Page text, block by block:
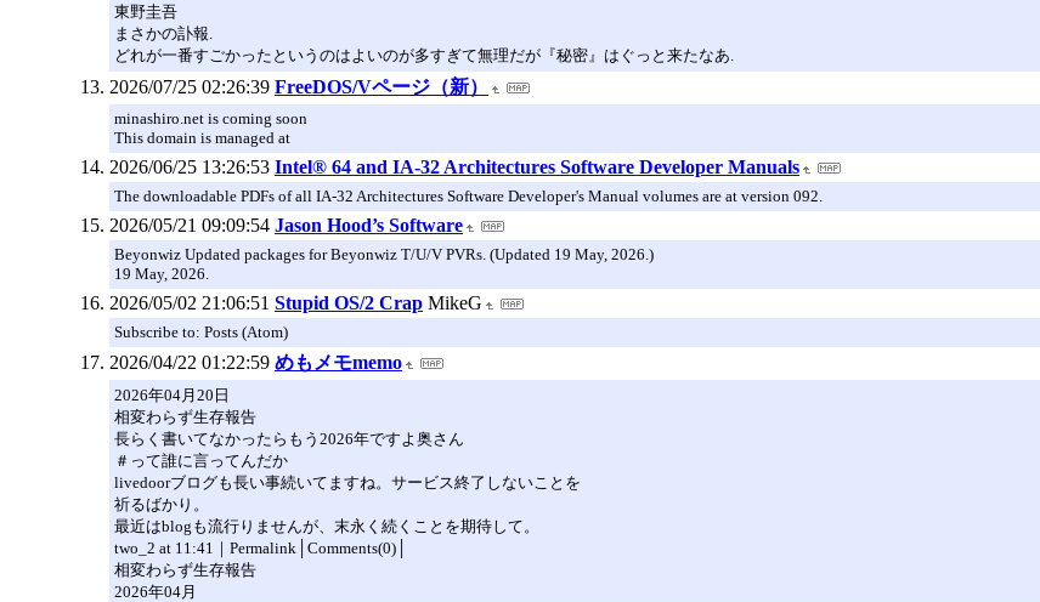
東野圭吾
まさかの訃報.
どれが一番すごかったというのはよいのが多すぎて無理だが『秘密』はぐっと来たなあ.
2026/07/25 02:26:39 FreeDOS/Vページ（新）
minashiro.net is coming soon
This domain is managed at
2026/06/25 13:26:53 Intel® 64 and IA-32 Architectures Software Developer Manuals
The downloadable PDFs of all IA-32 Architectures Software Developer's Manual volumes are at version 092.
2026/05/21 09:09:54 Jason Hood’s Software
Beyonwiz Updated packages for Beyonwiz T/U/V PVRs. (Updated 19 May, 2026.)
19 May, 2026.
2026/05/02 21:06:51 Stupid OS/2 Crap MikeG
Subscribe to: Posts (Atom)
2026/04/22 01:22:59 めもメモmemo
2026年04月20日
相変わらず生存報告
長らく書いてなかったらもう2026年ですよ奥さん
＃って誰に言ってんだか
livedoorブログも長い事続いてますね。サービス終了しないことを
祈るばかり。
最近はblogも流行りませんが、末永く続くことを期待して。
two_2 at 11:41｜Permalink│Comments(0)│
相変わらず生存報告
2026年04月